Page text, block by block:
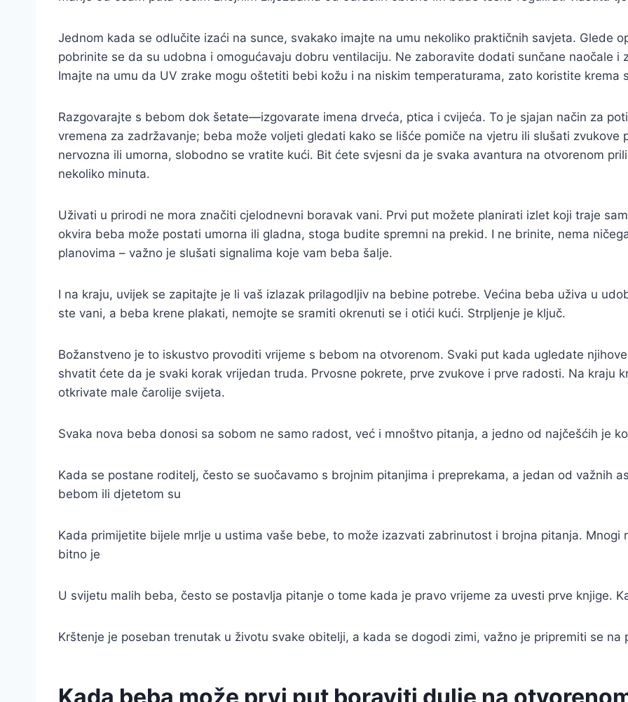
Jednom kada se odlučite izaći na sunce, svakako imajte na umu nekoliko praktičnih savjeta. Glede
pobrinite se da su udobna i omogućavaju dobru ventilaciju. Ne zaboravite dodati sunčane naočale i
Imajte na umu da UV zrake mogu oštetiti bebi kožu i na niskim temperaturama, zato koristite krema
Razgovarajte s bebom dok šetate—izgovarate imena drveća, ptica i cvijeća. To je sjajan način za
vremena za zadržavanje; beba može voljeti gledati kako se lišće pomiče na vjetru ili slušati
nervozna ili umorna, slobodno se vratite kući. Bit ćete svjesni da je svaka avantura na otvorenom
nekoliko minuta.
Uživati u prirodi ne mora značiti cjelodnevni boravak vani. Prvi put možete planirati izlet koji traje
okvira beba može postati umorna ili gladna, stoga budite spremni na prekid. I ne brinite, nema
planovima – važno je slušati signalima koje vam beba šalje.
I na kraju, uvijek se zapitajte je li vaš izlazak prilagodljiv na bebine potrebe. Većina beba uživa u
ste vani, a beba krene plakati, nemojte se sramiti okrenuti se i otići kući. Strpljenje je ključ.
Božanstveno je to iskustvo provoditi vrijeme s bebom na otvorenom. Svaki put kada ugledate
shvatit ćete da je svaki korak vrijedan truda. Prvosne pokrete, prve zvukove i prve radosti. Na kraju
otkrivate male čarolije svijeta.
Svaka nova beba donosi sa sobom ne samo radost, već i mnoštvo pitanja, a jedno od najčešćih je
Kada se postane roditelj, često se suočavamo s brojnim pitanjima i preprekama, a jedan od važnih
bebom ili djetetom su
Kada primijetite bijele mrlje u ustima vaše bebe, to može izazvati zabrinutost i brojna pitanja. Mnogi
bitno je
U svijetu malih beba, često se postavlja pitanje o tome kada je pravo vrijeme za uvesti prve knjige.
Krštenje je poseban trenutak u životu svake obitelji, a kada se dogodi zimi, važno je pripremiti se na